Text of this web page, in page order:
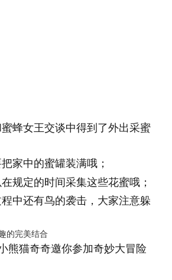
蜂女王交谈中得到了外出采蜜
家中的蜜罐装满哦；
规定的时间采集这些花蜜哦；
中还有鸟的袭击，大家注意躲
的完美结合
熊猫奇奇邀你参加奇妙大冒险